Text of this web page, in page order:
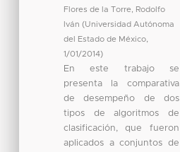
Flores de la Torre, Rodolfo
Iván (Universidad Autónoma
del Estado de México,
1/01/2014)
En este trabajo se
presenta la comparativa
de desempeño de dos
tipos de algoritmos de
clasificación, que fueron
aplicados a conjuntos de